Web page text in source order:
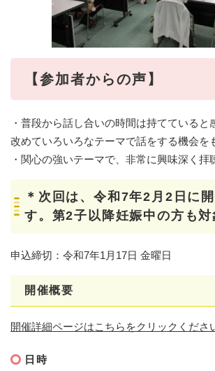
【参加者からの声】
・普段から話し合いの時間は持てていると
改めていろいろなテーマで話をする機会を
・関心の強いテーマで、非常に興味深く拝
＊次回は、令和7年2月2日に
す。第2子以降妊娠中の方も対
​​申込締切：令和7年1月17日 金曜日
開催概要
開催詳細ページはこちらをクリックくださ
日時